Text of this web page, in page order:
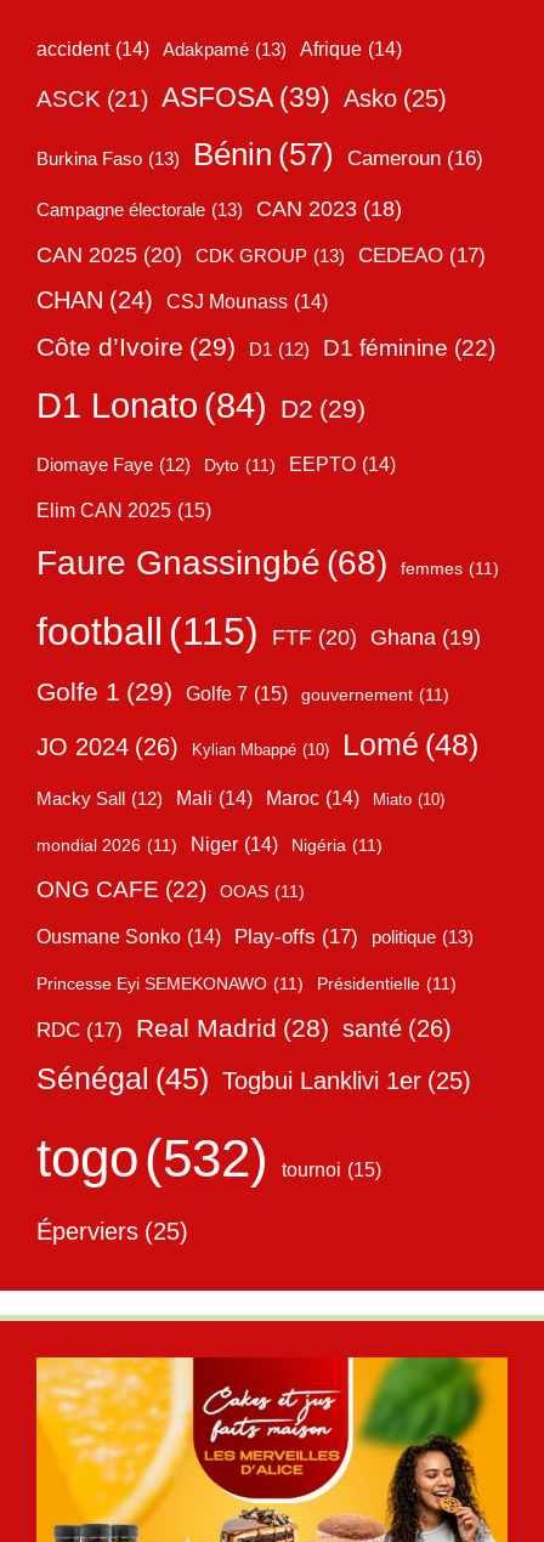
accident (14) Adakpamé (13) Afrique (14)
ASCK (21) ASFOSA (39) Asko (25)
Burkina Faso (13) Bénin (57) Cameroun (16)
Campagne électorale (13) CAN 2023 (18)
CAN 2025 (20) CDK GROUP (13) CEDEAO (17)
CHAN (24) CSJ Mounass (14)
Côte d’Ivoire (29) D1 (12) D1 féminine (22)
D1 Lonato (84) D2 (29)
Diomaye Faye (12) Dyto (11) EEPTO (14)
Elim CAN 2025 (15)
Faure Gnassingbé (68) femmes (11)
football (115) FTF (20) Ghana (19)
Golfe 1 (29) Golfe 7 (15) gouvernement (11)
JO 2024 (26) Kylian Mbappé (10) Lomé (48)
Macky Sall (12) Mali (14) Maroc (14) Miato (10)
mondial 2026 (11) Niger (14) Nigéria (11)
ONG CAFE (22) OOAS (11)
Ousmane Sonko (14) Play-offs (17) politique (13)
Princesse Eyi SEMEKONAWO (11) Présidentielle (11)
RDC (17) Real Madrid (28) santé (26)
Sénégal (45) Togbui Lanklivi 1er (25)
togo(532) tournoi (15)
Éperviers (25)